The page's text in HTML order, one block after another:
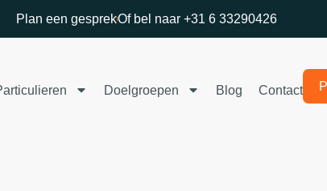
Plan een gesprekOf bel naar +31 6 33290426
Doelgroepen Blog Contact